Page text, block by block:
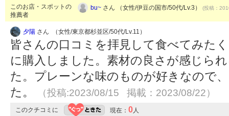
このお店・スポットの
推薦者
bu~ さん （女性/伊豆の国市/50代/Lv.3） (投稿：
夕陽 さん （女性/東京都杉並区/50代/Lv.11）
皆さんの口コミを拝見して食べてみた
に購入しました。素材の良さが感じら
た。プレーンな味のものが好きなので
た。
（投稿:2023/08/15 掲載：2023/08/22）
このクチコミに 現在： 0人